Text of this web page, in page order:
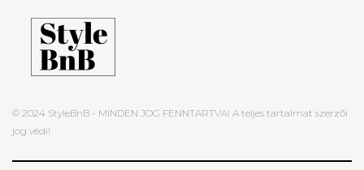
© 2024 StyleBnB - MINDEN JOG FENNTARTVA! A teljes tartalmat szerzői
jog védi!